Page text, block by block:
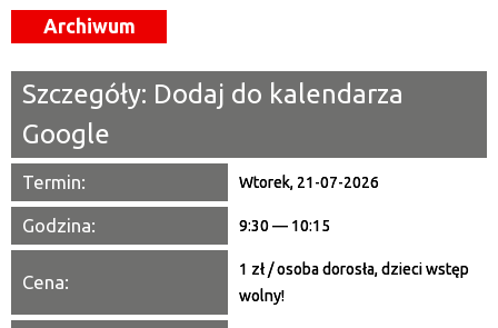
Promowane
Archiwum
Szczegóły: Dodaj do kalendarza
Google
Termin: Wtorek, 21-07-2026
Godzina: 9:30 — 10:15
Cena:
1 zł / osoba dorosła, dzieci wstęp
wolny!